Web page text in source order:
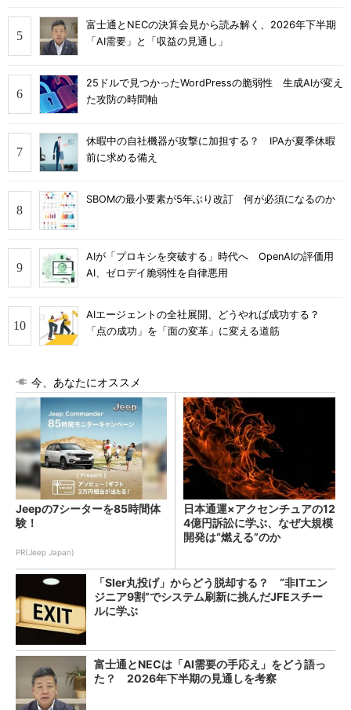
富士通とNECの決算会見から読み解く、2026年下半期
「AI需要」と「収益の見通し」
25ドルで見つかったWordPressの脆弱性 生成AIが変え
た攻防の時間軸
休暇中の自社機器が攻撃に加担する？ IPAが夏季休暇
前に求める備え
SBOMの最小要素が5年ぶり改訂 何が必須になるのか
AIが「プロキシを突破する」時代へ OpenAIの評価用
AI、ゼロデイ脆弱性を自律悪用
AIエージェントの全社展開、どうやれば成功する？
「点の成功」を「面の変革」に変える道筋
今、あなたにオススメ
Jeepの7シーターを85時間体
験！
PR(Jeep Japan)
日本通運×アクセンチュアの12
4億円訴訟に学ぶ、なぜ大規模
開発は“燃える”のか
「SIer丸投げ」からどう脱却する？ “非ITエン
ジニア9割”でシステム刷新に挑んだJFEスチー
ルに学ぶ
富士通とNECは「AI需要の手応え」をどう語っ
た？ 2026年下半期の見通しを考察